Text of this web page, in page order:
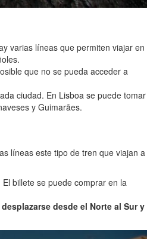
varias líneas que permiten viajar en
que no se pueda acceder a
ciudad. En Lisboa se puede tomar
y Guimarães.
líneas este tipo de tren que viajan a
billete se puede comprar en la
desplazarse desde el Norte al Sur y